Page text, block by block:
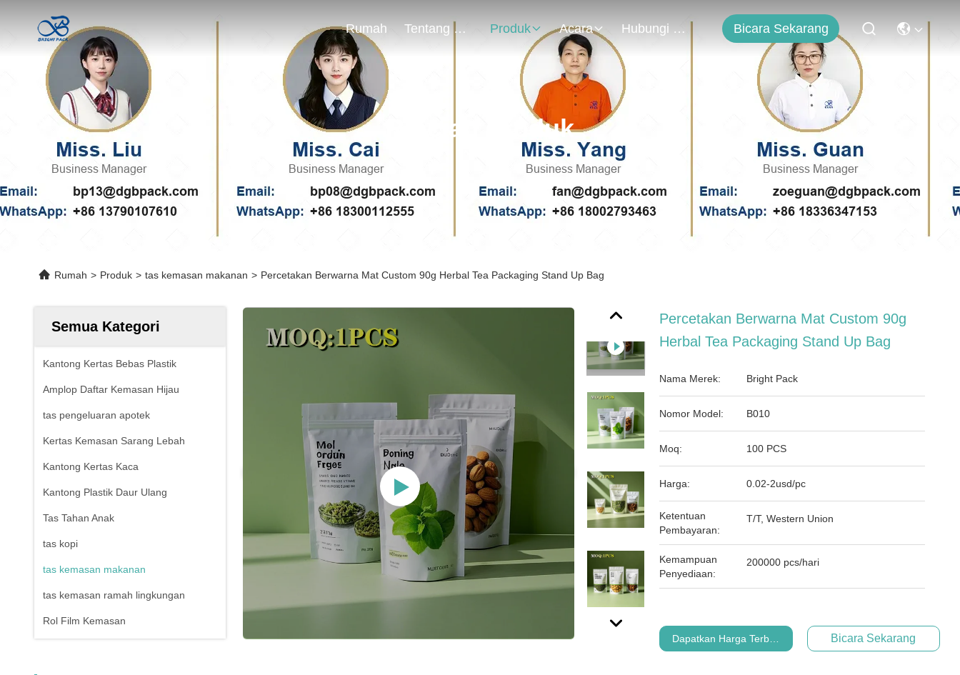
Rumah Tentang Kami Produk Acara Hubungi Kami Bicara Sekarang
Rincian Produk
Rumah > Produk > tas kemasan makanan > Percetakan Berwarna Mat Custom 90g Herbal Tea Packaging Stand Up Bag
Semua Kategori
Kantong Kertas Bebas Plastik
Amplop Daftar Kemasan Hijau
tas pengeluaran apotek
Kertas Kemasan Sarang Lebah
Kantong Kertas Kaca
Kantong Plastik Daur Ulang
Tas Tahan Anak
tas kopi
tas kemasan makanan
tas kemasan ramah lingkungan
Rol Film Kemasan
Percetakan Berwarna Mat Custom 90g
Herbal Tea Packaging Stand Up Bag
Nama Merek: Bright Pack
Nomor Model: B010
Moq: 100 PCS
Harga: 0.02-2usd/pc
Ketentuan
Pembayaran:
T/T, Western Union
Kemampuan
Penyediaan:
200000 pcs/hari
Dapatkan Harga Terbaik Bicara Sekarang